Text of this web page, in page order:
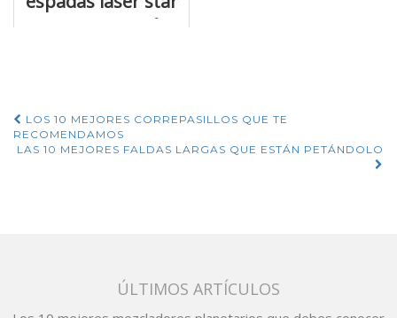
wars y en qué
Navegación
de
LOS 10 MEJORES CORREPASILLOS QUE TE
RECOMENDAMOS
LAS 10 MEJORES FALDAS LARGAS QUE ESTÁN PETÁNDOLO
ÚLTIMOS ARTÍCULOS